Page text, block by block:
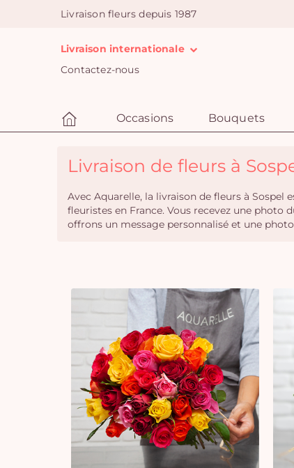
Livraison fleurs depuis 1987
Livraison internationale
Contactez-nous
Occasions Bouquets
Livraison de fleurs à
Avec Aquarelle, la livraison de fleurs à
fleuristes en France. Vous recevez une
offrons un message personnalisé et une